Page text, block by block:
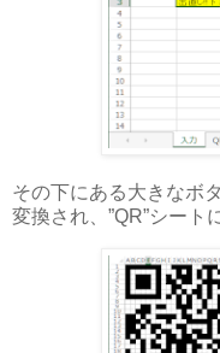
その下にある大きなボ
変換され、”QR”シート